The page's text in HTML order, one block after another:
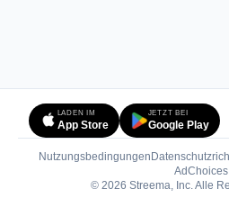
LADEN IM
App Store
JETZT BEI
Google Play
Nutzungsbedingungen
AdChoices
© 2026 Streema, Inc. Alle